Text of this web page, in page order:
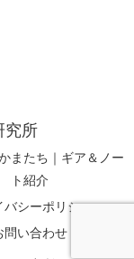
究所
またち｜ギア＆ノー
ト紹介
バシーポリシー
問い合わせ